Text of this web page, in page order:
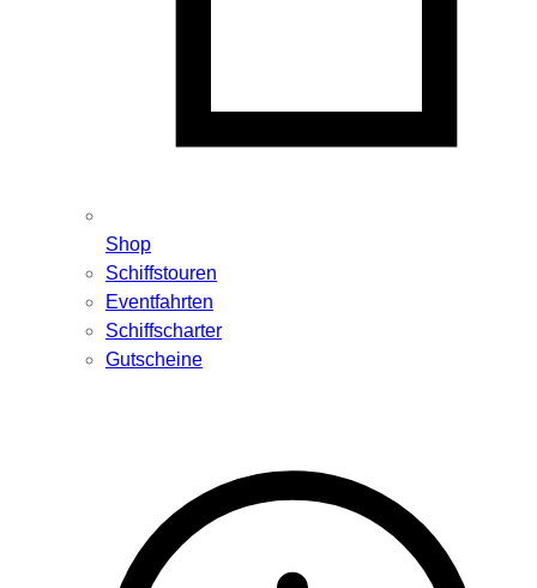
Shop
Schiffstouren
Eventfahrten
Schiffscharter
Gutscheine